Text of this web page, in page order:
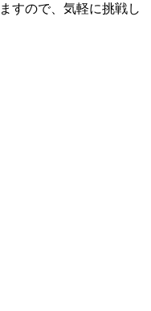
すので、気軽に挑戦し